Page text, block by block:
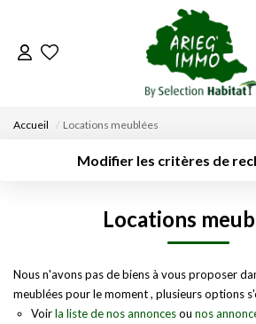
ACCUEIL
DÉPOSEZ VOTRE
NOUS
Accueil Locations meublées
Modifier les critères de
Rayon Plus de critères
Locations
Nous n'avons pas de biens à vous proposer
meublées pour le moment , plusieurs options
Voirla liste de nos annoncesou nos